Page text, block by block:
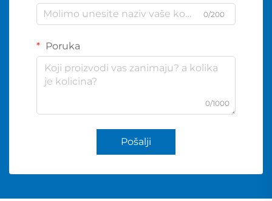
0/200
Poruka
0/1000
Pošalji